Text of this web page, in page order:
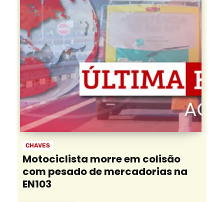
CHAVES
Motociclista morre em colisão
com pesado de mercadorias na
EN103